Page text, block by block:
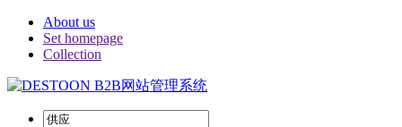
About us
Set homepage
Collection